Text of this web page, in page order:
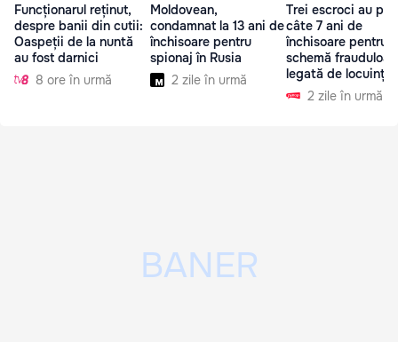
Funcționarul reținut,
despre banii din cutii:
Oaspeții de la nuntă
au fost darnici
8 ore în urmă
Moldovean,
condamnat la 13 ani de
închisoare pentru
spionaj în Rusia
2 zile în urmă
Trei escroci au
câte 7 ani de
închisoare pentru o
schemă
legată de locuințe
2 zile în urmă